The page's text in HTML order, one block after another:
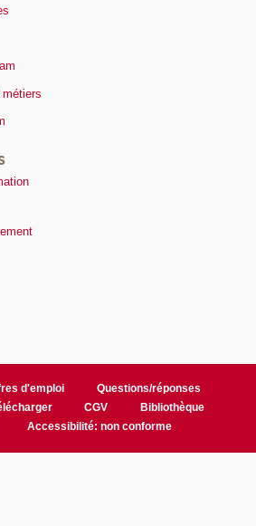
d'emploi
Questions/réponses
CGV
Bibliothèque
Accessibilité: non conforme